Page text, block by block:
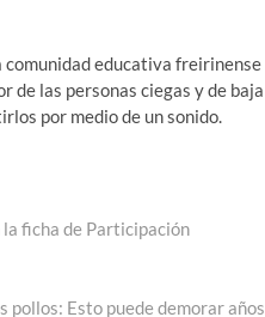
comunidad educativa freirinense
de las personas ciegas y de baja
por medio de un sonido.
ficha de Participación
pollos: Esto puede demorar años